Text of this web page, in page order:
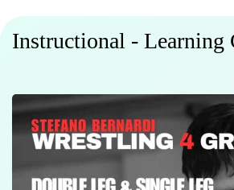
Instructional - Learning